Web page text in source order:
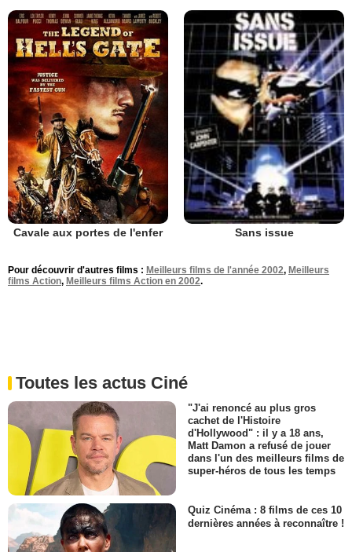
Cavale aux portes de l'enfer Sans issue
Pour découvrir d'autres films : Meilleurs films de l'année 2002, Meilleurs
films Action, Meilleurs films Action en 2002.
Toutes les actus Ciné
"J'ai renoncé au plus gros
cachet de l'Histoire
d'Hollywood" : il y a 18 ans,
Matt Damon a refusé de jouer
dans l'un des meilleurs films de
super-héros de tous les temps
Quiz Cinéma : 8 films de ces 10
dernières années à reconnaître !